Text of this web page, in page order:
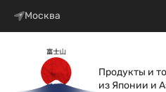
Москва
Продукты и
из Японии и